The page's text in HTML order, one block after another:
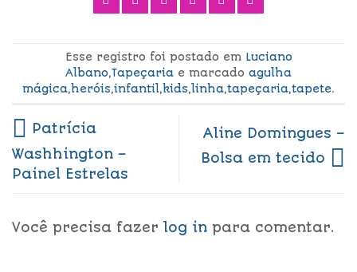
Esse registro foi postado em Luciano
Albano,Tapeçaria e marcado agulha
mágica,heróis,infantil,kids,linha,tapeçaria,tapete.
Patrícia
Washhington –
Painel Estrelas
Aline Domingues –
Bolsa em tecido
Você precisa fazer log in para comentar.